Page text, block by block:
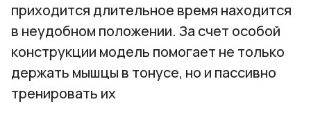
приходится длительное время находится
в неудобном положении. За счет особой
конструкции модель помогает не только
держать мышцы в тонусе, но и пассивно
тренировать их